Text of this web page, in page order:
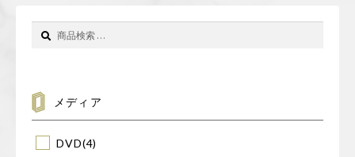
メディア
DVD(4)